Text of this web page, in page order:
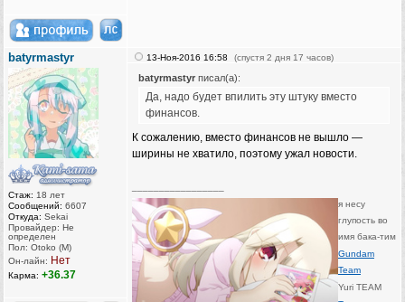
batyrmastyr
Стаж: 18 лет
Сообщений: 6607
Откуда: Sekai
Провайдер: Не
определен
Пол: Otoko (M)
Он-лайн: Нет
Карма: +36.37
13-Ноя-2016 16:58 (спустя 2 дня 17 часов)
batyrmastyr писал(а):
Да, надо будет впилить эту штуку вместо
финансов.
К сожалению, вместо финансов не вышло —
ширины не хватило, поэтому ужал новости.
я несу
глупость во
имя бака-тим
Gundam
Team
Yuri TEAM